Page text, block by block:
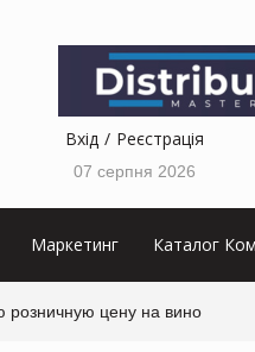
Вхід Реєстрація
07 серпня 2026
Маркетинг Каталог
розничную цену на вино